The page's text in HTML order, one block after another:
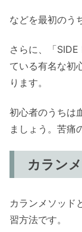
などを最初のう
さらに、「
ている有名な初
ります。
初心者のうちは
ましょう。苦痛
カラン
カランメソッド
習方法です。